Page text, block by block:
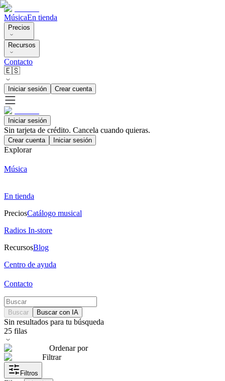
MúsicaEn tienda
Precios
Recursos
Contacto
🇪🇸
Iniciar sesión Crear cuenta
Iniciar sesión
Sin tarjeta de crédito. Cancela cuando quieras.
Crear cuenta Iniciar sesión
Explorar
Música
En tienda
PreciosCatálogo musical
Radios In-store
RecursosBlog
Centro de ayuda
Contacto
Buscar Buscar con IA
Sin resultados para tu búsqueda
25 filas
Ordenar por
Filtrar
Filtros